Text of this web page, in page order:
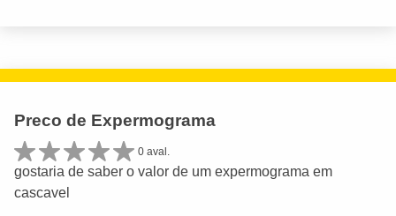
Preco de Expermograma
0 aval.
gostaria de saber o valor de um expermograma em
cascavel